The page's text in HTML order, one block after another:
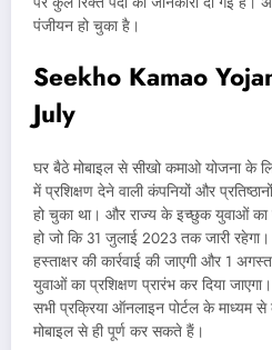
पंजीयन हो चुका है।
Seekho Kamao
July
घर बैठे मोबाइल से सीखो कमाओ योजना के
में प्रशिक्षण देने वाली कंपनियों और
हो चुका था। और राज्य के इच्छुक युवाओं
हो जो कि 31 जुलाई 2023 तक जारी
हस्ताक्षर की कार्रवाई की जाएगी और 1
युवाओं का प्रशिक्षण प्रारंभ कर दिया
सभी प्रक्रिया ऑनलाइन पोर्टल के माध्यम
मोबाइल से ही पूर्ण कर सकते हैं।